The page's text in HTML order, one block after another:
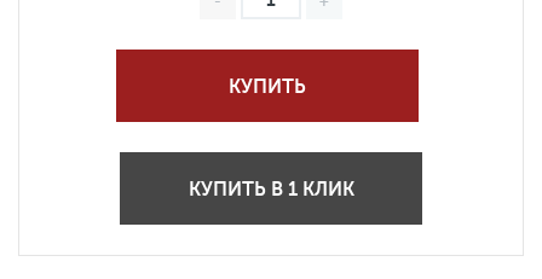
КУПИТЬ
КУПИТЬ В 1 КЛИК